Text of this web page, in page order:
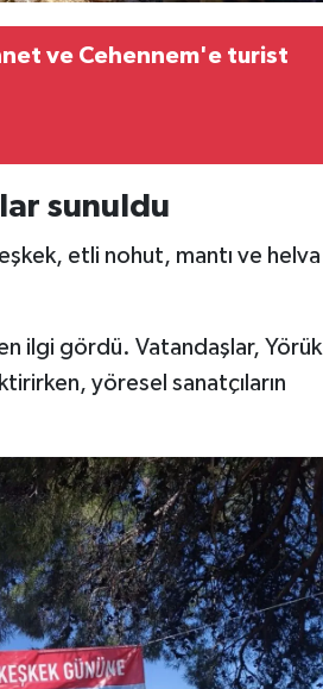
ve Cehennem'e turist
sunuldu
etli nohut, mantı ve helva
ilgi gördü. Vatandaşlar, Yörük
yöresel sanatçıların